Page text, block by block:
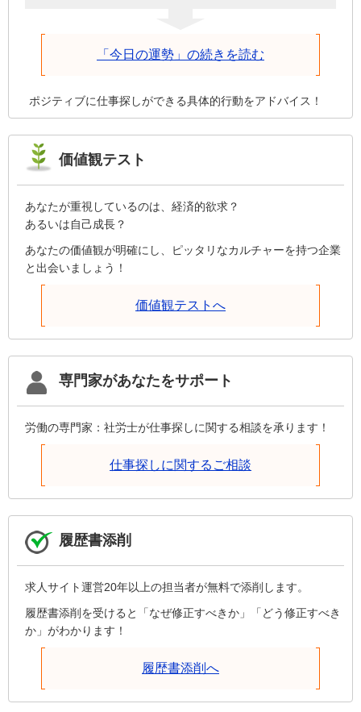
分が歩を進めることを前提に、深刻にならず明るく元気に
話しかけた方が、今日は物事がうまくいきます。
「今日の運勢」の続きを読む
ポジティブに仕事探しができる具体的行動をアドバイス！
価値観テスト
あなたが重視しているのは、経済的欲求？
あるいは自己成長？
あなたの価値観が明確にし、ピッタリなカルチャーを持つ企業
と出会いましょう！
価値観テストへ
専門家があなたをサポート
労働の専門家：社労士が仕事探しに関する相談を承ります！
仕事探しに関するご相談
履歴書添削
求人サイト運営20年以上の担当者が無料で添削します。
履歴書添削を受けると「なぜ修正すべきか」「どう修正すべき
か」がわかります！
履歴書添削へ